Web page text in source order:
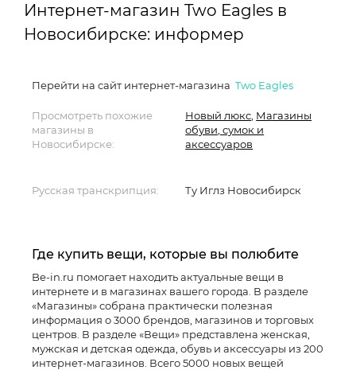
Интернет-магазин Two Eagles в
Новосибирске: информер
Перейти на сайт интернет-магазина Two Eagles
Просмотреть похожие
магазины в
Новосибирске:
Новый люкс Магазины
обуви, сумок и
аксессуаров
Русская транскрипция: Ту Иглз Новосибирск
Где купить вещи, которые вы полюбите
Be-in.ru помогает находить актуальные вещи в
интернете и в магазинах вашего города. В разделе
«Магазины» собрана практически полезная
информация о 3000 брендов, магазинов и торговых
центров. В разделе «Вещи» представлена женская,
мужская и детская одежда, обувь и аксессуары из 200
интернет-магазинов. Всего 5000 новых вещей